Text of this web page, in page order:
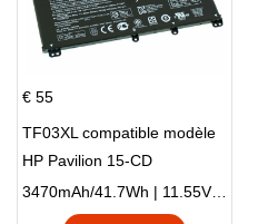
€ 55
TF03XL compatible modèle
HP Pavilion 15-CD
3470mAh/41.7Wh | 11.55V | Li-ion ...